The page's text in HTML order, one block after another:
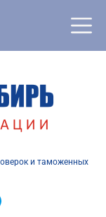
и таможенных